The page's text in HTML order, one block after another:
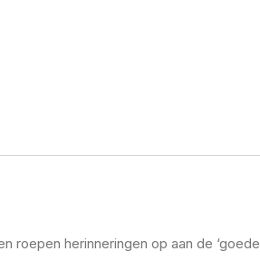
herinneringen op aan de